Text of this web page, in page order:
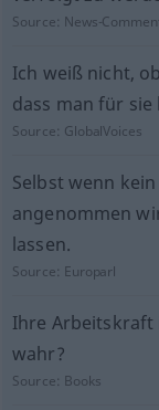
Source: News-
Ich weiß nicht,
dass man für
Source: GlobalVoices
Selbst wenn
angenommen
lassen.
Source: Europarl
Ihre Arbeitskraft
wahr?
Source: Books